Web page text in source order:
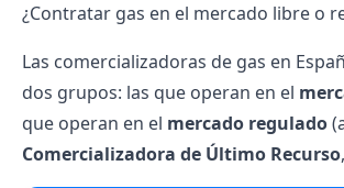
¿Contratar gas en el mercado libre o
Las comercializadoras de gas en
dos grupos: las que operan en el
que operan en el mercado regulado
Comercializadora de Último Recurso